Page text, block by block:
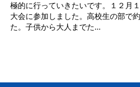
極的に行っていきたいです。１２月
大会に参加しました。高校生の部で
た。子供から大人までた...